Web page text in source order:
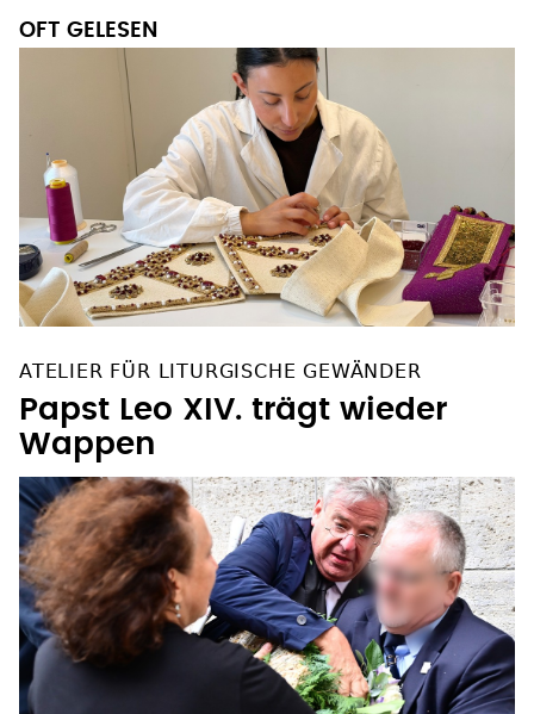
OFT GELESEN
ATELIER FÜR LITURGISCHE GEWÄNDER
Papst Leo XIV. trägt wieder
Wappen